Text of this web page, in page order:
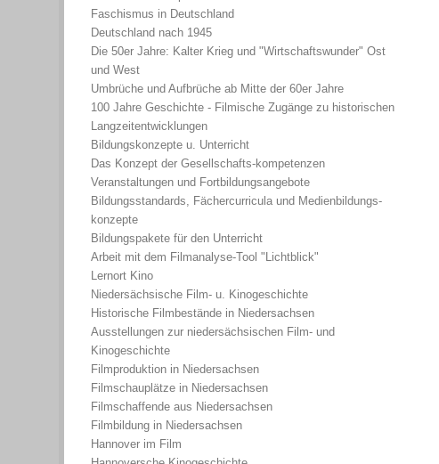
Faschismus in Deutschland
Deutschland nach 1945
Die 50er Jahre: Kalter Krieg und "Wirtschaftswunder" Ost
und West
Umbrüche und Aufbrüche ab Mitte der 60er Jahre
100 Jahre Geschichte - Filmische Zugänge zu historischen
Langzeitentwicklungen
Bildungskonzepte u. Unterricht
Das Konzept der Gesellschafts-kompetenzen
Veranstaltungen und Fortbildungsangebote
Bildungsstandards, Fächercurricula und Medienbildungs-
konzepte
Bildungspakete für den Unterricht
Arbeit mit dem Filmanalyse-Tool "Lichtblick"
Lernort Kino
Niedersächsische Film- u. Kinogeschichte
Historische Filmbestände in Niedersachsen
Ausstellungen zur niedersächsischen Film- und
Kinogeschichte
Filmproduktion in Niedersachsen
Filmschauplätze in Niedersachsen
Filmschaffende aus Niedersachsen
Filmbildung in Niedersachsen
Hannover im Film